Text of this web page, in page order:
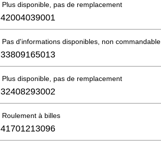
Plus disponible, pas de remplacement
42004039001
Pas d'informations disponibles, non commandable
33809165013
Plus disponible, pas de remplacement
32408293002
Roulement à billes
41701213096